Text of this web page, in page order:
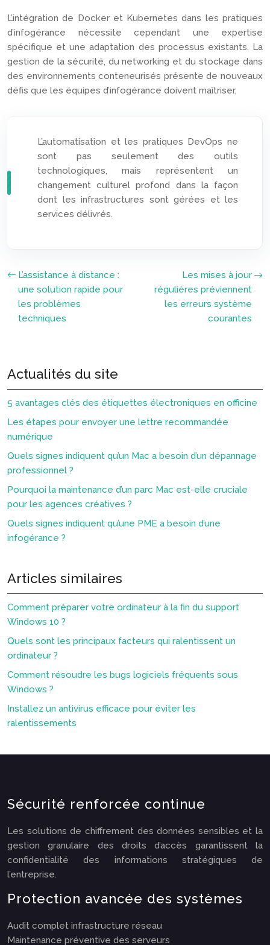
L’intégration de Docker et Kubernetes dans les pratiques
d’infogérance nécessite cependant une expertise
spécifique et une adaptation des processus existants. La
gestion de la sécurité, du networking et du stockage dans
des environnements conteneurisés présente de nouveaux
défis que les équipes d’infogérance doivent maîtriser.
L’automatisation et les pratiques DevOps ne
sont pas seulement des outils
technologiques, mais représentent un
changement culturel profond dans la façon
dont les infrastructures sont gérées et les
services délivrés.
L’assistance à distance :
une solution rapide pour
les problèmes
techniques
Les mises à jour
régulières préviennent
les erreurs système
courantes
Actualités du site
5 avantages clés des étiquettes électroniques en officine
Les étapes pour envoyer une lettre recommandée
numérique
Quels signes indiquent qu’un Mac a besoin d’un dépannage
professionnel ?
Pourquoi la maintenance d’un parc Mac est-elle cruciale
pour les agences créatives ?
Quels signes indiquent qu’une PME a besoin d’une
infogérance ?
Articles similaires
Comment préparer votre ordinateur à la fin du support
Windows 10 ?
Quels sont les principaux facteurs qui ralentissent un
ordinateur ?
Comment résoudre les bugs logiciels fréquents sous
Windows ?
Installez un antivirus efficace pour éviter les
ralentissements
Sécurité renforcée continue
Les solutions de chiffrement des données sensibles et la
gestion granulaire des droits d’accès garantissent la
confidentialité des informations stratégiques de
l’entreprise.
Protection avancée des systèmes
Audit complet infrastructure réseau
Maintenance préventive des serveurs